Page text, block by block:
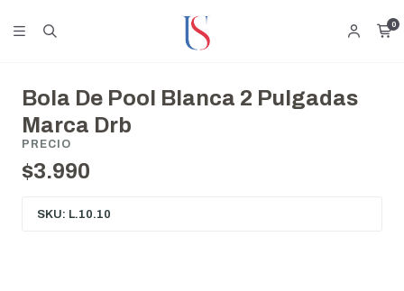
0
Bola De Pool Blanca 2 Pulgadas
Marca Drb
PRECIO
$3.990
SKU: L.10.10